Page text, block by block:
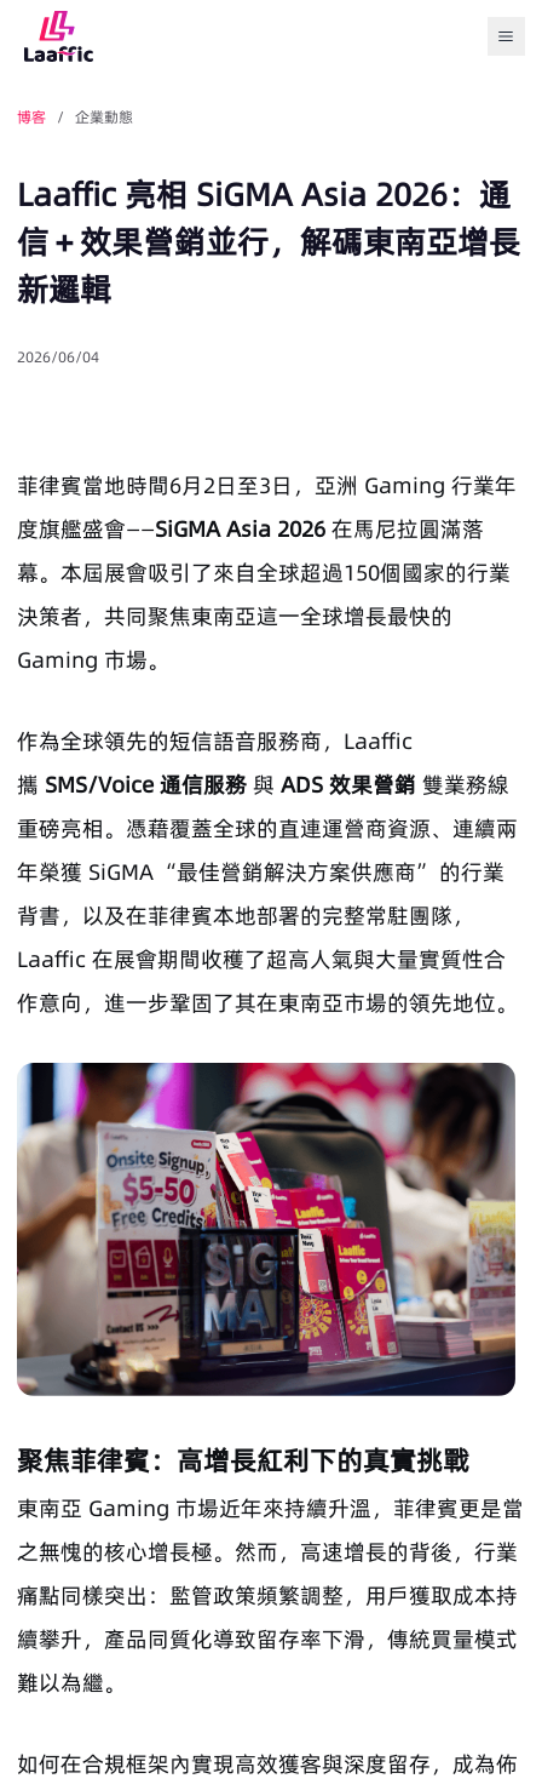
博客 / 企業動態
Laaffic 亮相 SiGMA Asia 2026：通
信＋效果營銷並行，解碼東南亞增長
新邏輯
2026/06/04
菲律賓當地時間6月2日至3日，亞洲 Gaming 行業年
度旗艦盛會——SiGMA Asia 2026 在馬尼拉圓滿落
幕。本屆展會吸引了來自全球超過150個國家的行業
決策者，共同聚焦東南亞這一全球增長最快的
Gaming 市場。
作為全球領先的短信語音服務商，Laaffic
攜 SMS/Voice 通信服務 與 ADS 效果營銷 雙業務線
重磅亮相。憑藉覆蓋全球的直連運營商資源、連續兩
年榮獲 SiGMA “最佳營銷解決方案供應商” 的行業
背書，以及在菲律賓本地部署的完整常駐團隊，
Laaffic 在展會期間收穫了超高人氣與大量實質性合
作意向，進一步鞏固了其在東南亞市場的領先地位。
聚焦菲律賓：高增長紅利下的真實挑戰
東南亞 Gaming 市場近年來持續升溫，菲律賓更是當
之無愧的核心增長極。然而，高速增長的背後，行業
痛點同樣突出：監管政策頻繁調整，用戶獲取成本持
續攀升，產品同質化導致留存率下滑，傳統買量模式
難以為繼。
如何在合規框架內實現高效獲客與深度留存，成為佈